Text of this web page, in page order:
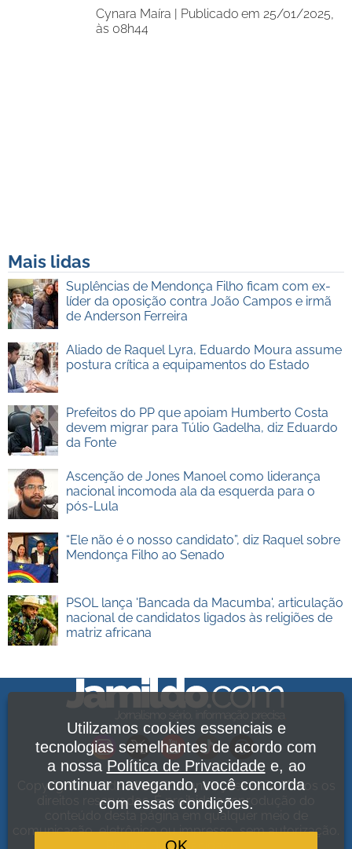
Cynara Maíra | Publicado em 25/01/2025,
às 08h44
Mais lidas
Suplências de Mendonça Filho ficam com ex-
líder da oposição contra João Campos e irmã
de Anderson Ferreira
Aliado de Raquel Lyra, Eduardo Moura assume
postura crítica a equipamentos do Estado
Prefeitos do PP que apoiam Humberto Costa
devem migrar para Túlio Gadelha, diz Eduardo
da Fonte
Ascenção de Jones Manoel como liderança
nacional incomoda ala da esquerda para o
pós-Lula
“Ele não é o nosso candidato”, diz Raquel sobre
Mendonça Filho ao Senado
PSOL lança 'Bancada da Macumba', articulação
nacional de candidatos ligados às religiões de
matriz africana
Copyright Jamildo Melo Comunicações Ltda. Todos os
direitos reservados. É proibida a reprodução do
conteúdo desta página em qualquer meio de
comunicação, eletrônico ou impresso, sem autorização.
Política de Privacidade
Utilizamos cookies essenciais e
tecnologias semelhantes de acordo com
a nossa Política de Privacidadee, ao
continuar navegando, você concorda
com essas condições.